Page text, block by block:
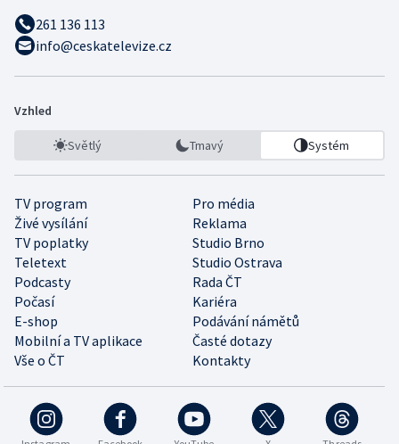
261 136 113
info@ceskatelevize.cz
Vzhled
Světlý Tmavý Systém
TV program
Pro média
Živé vysílání
Reklama
TV poplatky
Studio Brno
Teletext
Studio Ostrava
Podcasty
Rada ČT
Počasí
Kariéra
E-shop
Podávání námětů
Mobilní a TV aplikace
Časté dotazy
Vše o ČT
Kontakty